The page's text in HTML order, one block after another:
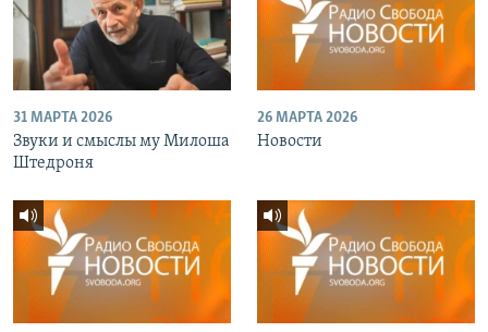
31 МАРТА 2026
Звуки и смыслы му Милоша
Штедроня
26 МАРТА 2026
Новости